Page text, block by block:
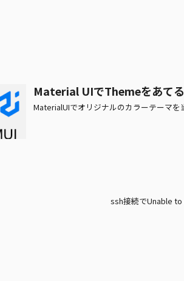
Material UIでThemeをあてる
MaterialUIでオリジナルのカラーテーマを
ssh接続でUnable